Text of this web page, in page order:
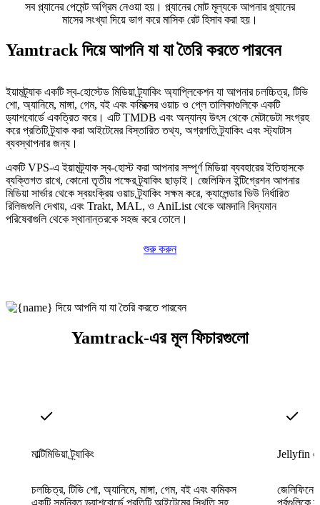
সব প্ল্যানের পেমেন্ট অগ্রিম নেওয়া হয়। প্ল্যানের মোট মূল্যকে আপনার প্ল্যানের
মাসের সংখ্যা দিয়ে ভাগ করে মাসিক রেট হিসাব করা হয়।
Yamtrack দিয়ে আপনি যা যা তৈরি করতে পারবেন
ইয়ামট্র্যাক একটি স্ব-হোস্টেড মিডিয়া ট্র্যাকিং অ্যাপ্লিকেশন যা আপনার চলচ্চিত্র, টিভি
শো, অ্যানিমে, মাঙ্গা, গেম, বই এবং কমিক্সের ওয়াচ ও প্লে তালিকাগুলিকে একটি
ড্যাশবোর্ডে একত্রিত করে। এটি TMDB এবং অন্যান্য উৎস থেকে মেটাডেটা সংগ্রহ
করে প্রতিটি ট্র্যাক করা আইটেমের বিস্তারিত তথ্য, অগ্রগতি ট্র্যাকিং এবং স্ট্যাটাস
ব্যবস্থাপনার জন্য।
একটি VPS-এ ইয়ামট্র্যাক স্ব-হোস্ট করা আপনার সম্পূর্ণ মিডিয়া ব্যবহারের ইতিহাসকে
ব্যক্তিগত রাখে, কোনো তৃতীয় পক্ষের ট্র্যাকিং ছাড়াই। জেলিফিন ইন্টিগ্রেশন আপনার
মিডিয়া সার্ভার থেকে স্বয়ংক্রিয় ওয়াচ ট্র্যাকিং সক্ষম করে, ক্যালেন্ডার ভিউ নির্ধারিত
রিলিজগুলি দেখায়, এবং Trakt, MAL, ও AniList থেকে আমদানি বিদ্যমান
পরিষেবাগুলি থেকে স্থানান্তরকে সহজ করে তোলে।
শুরু করুন
Yamtrack-এর মূল ফিচারগুলো
মাল্টিমিডিয়া ট্র্যাকিং
চলচ্চিত্র, টিভি শো, অ্যানিমে, মাঙ্গা, গেম, বই এবং কমিকস
একটি সমন্বিত ড্যাশবোর্ডে প্রতিটি আইটেমের স্থিতি সহ
Jellyfin
জেলিফিনে
পর্বগুলিকে